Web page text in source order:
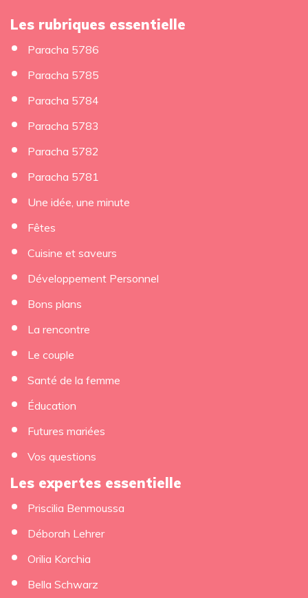
Les rubriques essentielle
Paracha 5786
Paracha 5785
Paracha 5784
Paracha 5783
Paracha 5782
Paracha 5781
Une idée, une minute
Fêtes
Cuisine et saveurs
Développement Personnel
Bons plans
La rencontre
Le couple
Santé de la femme
Éducation
Futures mariées
Vos questions
Les expertes essentielle
Priscilia Benmoussa
Déborah Lehrer
Orilia Korchia
Bella Schwarz